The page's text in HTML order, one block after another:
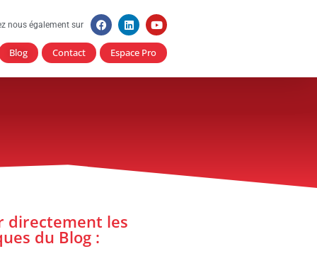
nous également sur
Blog Contact Espace Pro
directement les
du Blog :